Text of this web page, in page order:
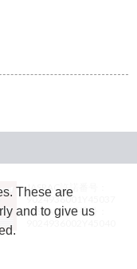
JASRAC許諾番号：
9024936001Y45037
JASRAC許諾番号：
These are
and to give us